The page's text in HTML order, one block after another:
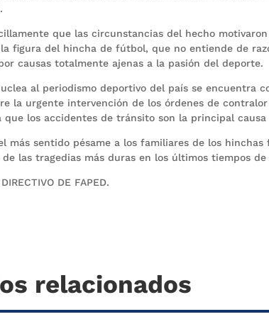
que las circunstancias del hecho
la figura del hincha de fútbol, que no entiende de
causas totalmente ajenas a la pasión del deporte.
al periodismo deportivo del país se encuentra
la urgente intervención de los órdenes de
que los accidentes de tránsito son la principal
más sentido pésame a los familiares de los
las tragedias más duras en los últimos tiempos
DE FAPED.
relacionados